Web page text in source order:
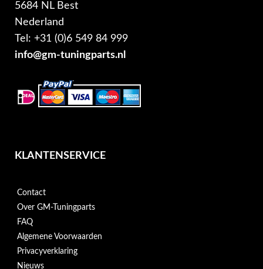
5684 NL Best
Nederland
Tel: +31 (0)6 549 84 999
info@gm-tuningparts.nl
KLANTENSERVICE
Contact
Over GM-Tuningparts
FAQ
Algemene Voorwaarden
Privacyverklaring
Nieuws